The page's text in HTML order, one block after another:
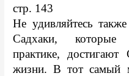
стр. 143
Не удивляйтесь
Садхаки, которые
практике,
жизни. В тот самый